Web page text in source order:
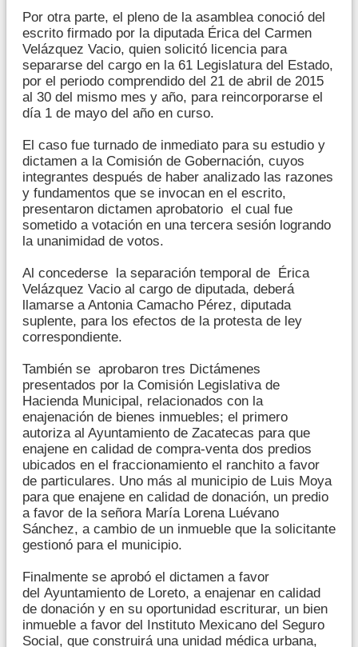
Por otra parte, el pleno de la asamblea conoció del
escrito firmado por la diputada Érica del Carmen
Velázquez Vacio, quien solicitó licencia para
separarse del cargo en la 61 Legislatura del Estado,
por el periodo comprendido del 21 de abril de 2015
al 30 del mismo mes y año, para reincorporarse el
día 1 de mayo del año en curso.
El caso fue turnado de inmediato para su estudio y
dictamen a la Comisión de Gobernación, cuyos
integrantes después de haber analizado las razones
y fundamentos que se invocan en el escrito,
presentaron dictamen aprobatorio el cual fue
sometido a votación en una tercera sesión logrando
la unanimidad de votos.
Al concederse la separación temporal de Érica
Velázquez Vacio al cargo de diputada, deberá
llamarse a Antonia Camacho Pérez, diputada
suplente, para los efectos de la protesta de ley
correspondiente.
También se aprobaron tres Dictámenes
presentados por la Comisión Legislativa de
Hacienda Municipal, relacionados con la
enajenación de bienes inmuebles; el primero
autoriza al Ayuntamiento de Zacatecas para que
enajene en calidad de compra-venta dos predios
ubicados en el fraccionamiento el ranchito a favor
de particulares. Uno más al municipio de Luis Moya
para que enajene en calidad de donación, un predio
a favor de la señora María Lorena Luévano
Sánchez, a cambio de un inmueble que la solicitante
gestionó para el municipio.
Finalmente se aprobó el dictamen a favor
del Ayuntamiento de Loreto, a enajenar en calidad
de donación y en su oportunidad escriturar, un bien
inmueble a favor del Instituto Mexicano del Seguro
Social, que construirá una unidad médica urbana,